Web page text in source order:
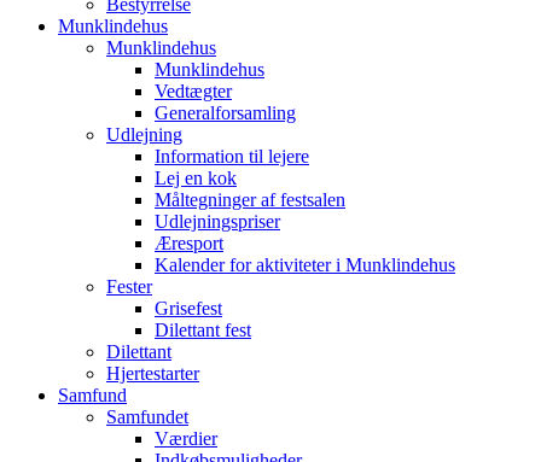
Bestyrrelse
Munklindehus
Munklindehus
Munklindehus
Vedtægter
Generalforsamling
Udlejning
Information til lejere
Lej en kok
Måltegninger af festsalen
Udlejningspriser
Æresport
Kalender for aktiviteter i Munklindehus
Fester
Grisefest
Dilettant fest
Dilettant
Hjertestarter
Samfund
Samfundet
Værdier